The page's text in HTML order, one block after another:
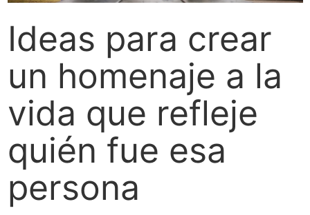
Ideas para crear
un homenaje a la
vida que refleje
quién fue esa
persona